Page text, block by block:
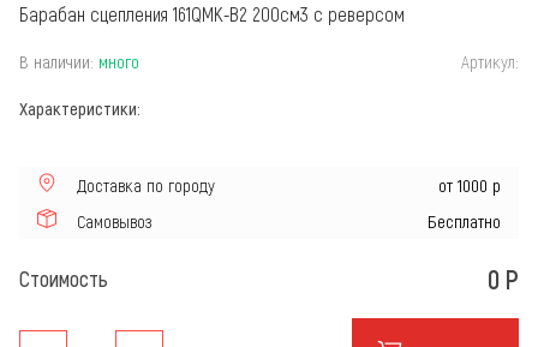
Барабан сцепления 161QMK-B2 200см3 с реверсом
В наличии: много Артикул:
Характеристики:
Доставка по городу
от 1000 р
Самовывоз
Бесплатно
Стоимость 0 Р